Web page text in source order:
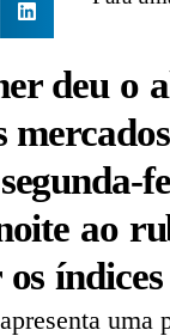
deu o
ao
uma